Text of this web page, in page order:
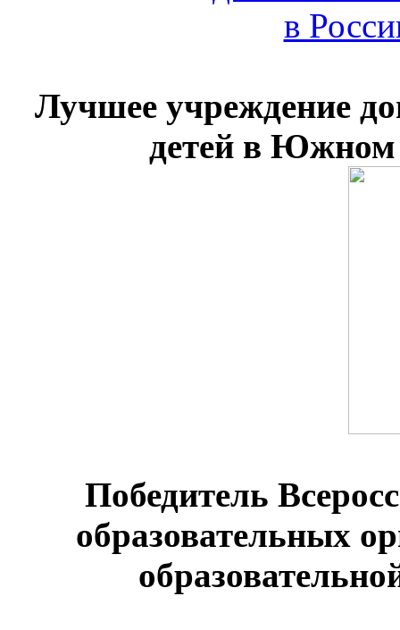
Лучшее учреждение
детей в Южном
Победитель
образовательных